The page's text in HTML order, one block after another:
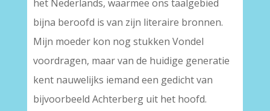
het Nederlands, waarmee ons taalgebied
bijna beroofd is van zijn literaire bronnen.
Mijn moeder kon nog stukken Vondel
voordragen, maar van de huidige generatie
kent nauwelijks iemand een gedicht van
bijvoorbeeld Achterberg uit het hoofd.